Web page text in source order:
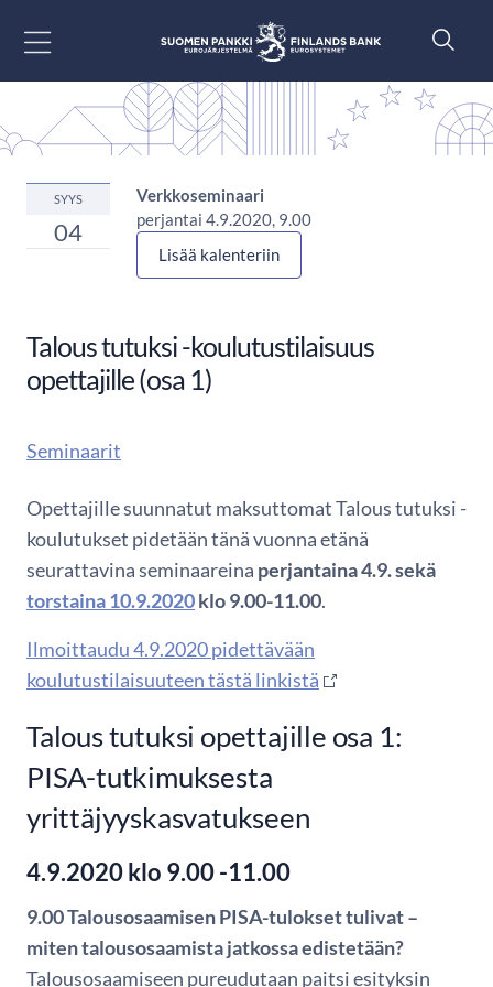
SYYS
04
Verkkoseminaari
perjantai 4.9.2020, 9.00
Lisää kalenteriin
Talous tutuksi -koulutustilaisuus
opettajille (osa 1)
Seminaarit
Opettajille suunnatut maksuttomat Talous tutuksi -
koulutukset pidetään tänä vuonna etänä
seurattavina seminaareina perjantaina 4.9. sekä
torstaina 10.9.2020klo 9.00-11.00.
Ilmoittaudu 4.9.2020 pidettävään
koulutustilaisuuteen tästä linkistä
Talous tutuksi opettajille osa 1:
PISA-tutkimuksesta
yrittäjyyskasvatukseen
4.9.2020 klo 9.00 -11.00
9.00 Talousosaamisen PISA-tulokset tulivat –
miten talousosaamista jatkossa edistetään?
Talousosaamiseen pureudutaan paitsi esityksin